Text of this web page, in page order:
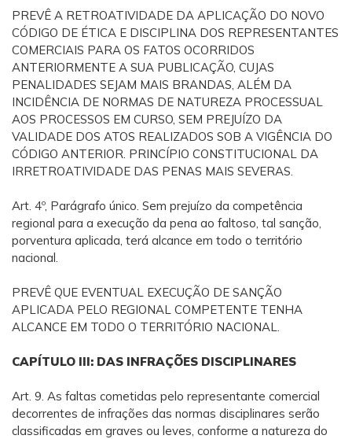
PREVÊ A RETROATIVIDADE DA APLICAÇÃO DO NOVO
CÓDIGO DE ÉTICA E DISCIPLINA DOS REPRESENTANTES
COMERCIAIS PARA OS FATOS OCORRIDOS
ANTERIORMENTE A SUA PUBLICAÇÃO, CUJAS
PENALIDADES SEJAM MAIS BRANDAS, ALÉM DA
INCIDÊNCIA DE NORMAS DE NATUREZA PROCESSUAL
AOS PROCESSOS EM CURSO, SEM PREJUÍZO DA
VALIDADE DOS ATOS REALIZADOS SOB A VIGÊNCIA DO
CÓDIGO ANTERIOR. PRINCÍPIO CONSTITUCIONAL DA
IRRETROATIVIDADE DAS PENAS MAIS SEVERAS.
Art. 4º, Parágrafo único. Sem prejuízo da competência
regional para a execução da pena ao faltoso, tal sanção,
porventura aplicada, terá alcance em todo o território
nacional.
PREVÊ QUE EVENTUAL EXECUÇÃO DE SANÇÃO
APLICADA PELO REGIONAL COMPETENTE TENHA
ALCANCE EM TODO O TERRITÓRIO NACIONAL.
CAPÍTULO III: DAS INFRAÇÕES DISCIPLINARES
Art. 9. As faltas cometidas pelo representante comercial
decorrentes de infrações das normas disciplinares serão
classificadas em graves ou leves, conforme a natureza do